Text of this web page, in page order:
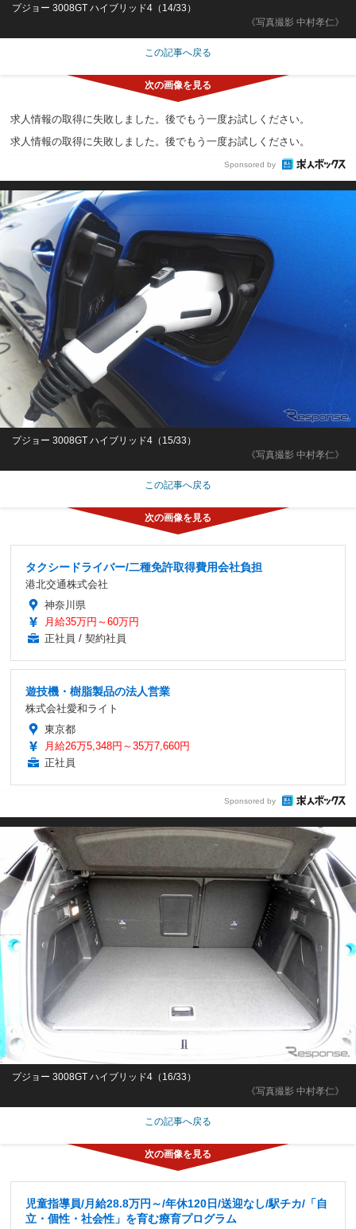
《写真撮影 中村孝仁》
プジョー 3008GT ハイブリッド4（14/33）
この記事へ戻る
求人情報の取得に失敗しました。後でもう一度お試しください。
求人情報の取得に失敗しました。後でもう一度お試しください。
Sponsored by
《写真撮影 中村孝仁》
プジョー 3008GT ハイブリッド4（15/33）
この記事へ戻る
タクシードライバー/二種免許取得費用会社負担
港北交通株式会社
神奈川県
月給35万円～60万円
正社員 / 契約社員
遊技機・樹脂製品の法人営業
株式会社愛和ライト
東京都
月給26万5,348円～35万7,660円
正社員
Sponsored by
《写真撮影 中村孝仁》
プジョー 3008GT ハイブリッド4（16/33）
この記事へ戻る
児童指導員/月給28.8万円～/年休120日/送迎なし/駅チカ/「自
立・個性・社会性」を育む療育プログラム